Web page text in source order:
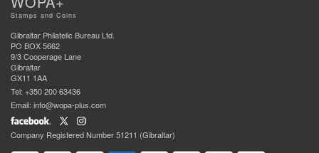
Stamps and Coins
Gibraltar Philatelic Bureau Ltd.
PO BOX 5662
9/3 Cooperage Lane
Gibraltar
GX11 1AA
Tel: +350 200 63436
Email: info@wopa-plus.com
Company Registered Number 51211 (Gibraltar)